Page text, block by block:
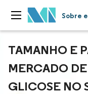
Sobre
TAMANHO E
MERCADO
GLICOSE NO